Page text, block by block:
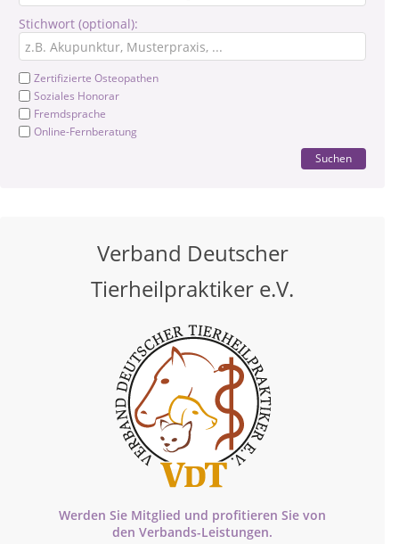
Stichwort (optional):
Zertifizierte Osteopathen
Soziales Honorar
Fremdsprache
Online-Fernberatung
Suchen
Verband Deutscher
Tierheilpraktiker e.V.
Werden Sie Mitglied und profitieren Sie von
den Verbands-Leistungen.